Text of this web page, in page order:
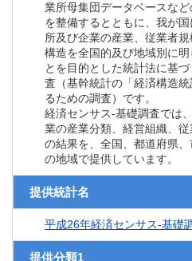
業所母集団データベースな
を整備するとともに、我が
所及び企業の産業、従業者
構造を全国的及び地域別に明
とを目的とした統計法に基
査（基幹統計の「経済構造
るための調査）です。
経済センサス‐基礎調査では
業の産業分類、経営組織、
の結果を、全国、都道府県
の地域で提供しています。
提供統計名
平成26年経済センサス‐基礎
提供分類1